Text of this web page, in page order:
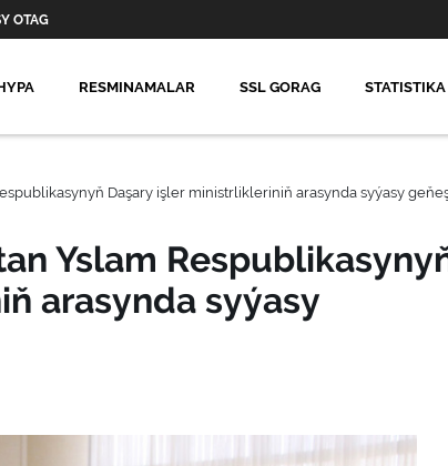
OTAG
RESMINAMALAR SSL GORAG STATISTIKA
Daşary işler ministrlikleriniň arasynda syýasy
Yslam
arasynda syýasy